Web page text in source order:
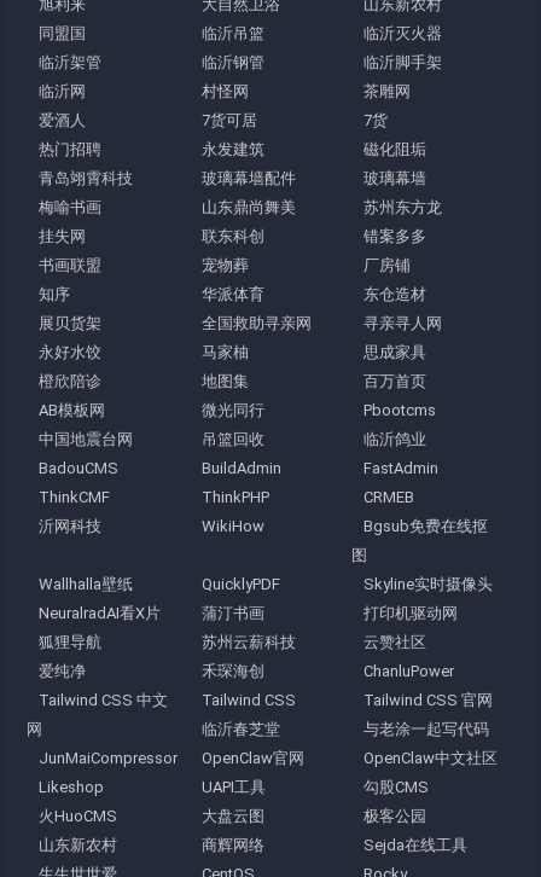
旭利来
大自然卫浴
山东新农村
同盟国
临沂吊篮
临沂灭火器
临沂架管
临沂钢管
临沂脚手架
临沂网
村怪网
茶雕网
爱酒人
7货可居
7货
热门招聘
永发建筑
磁化阻垢
青岛翊霄科技
玻璃幕墙配件
玻璃幕墙
梅喻书画
山东鼎尚舞美
苏州东方龙
挂失网
联东科创
错案多多
书画联盟
宠物葬
厂房铺
知序
华派体育
东仓造材
展贝货架
全国救助寻亲网
寻亲寻人网
永好水饺
马家柚
思成家具
橙欣陪诊
地图集
百万首页
AB模板网
微光同行
Pbootcms
中国地震台网
吊篮回收
临沂鸽业
BadouCMS
BuildAdmin
FastAdmin
ThinkCMF
ThinkPHP
CRMEB
沂网科技
WikiHow
Bgsub免费在线抠
图
Wallhalla壁纸
QuicklyPDF
Skyline实时摄像头
NeuralradAI看X片
蒲汀书画
打印机驱动网
狐狸导航
苏州云薪科技
云赞社区
爱纯净
禾琛海创
ChanluPower
Tailwind CSS 中文
网
Tailwind CSS
Tailwind CSS 官网
临沂春芝堂
与老涂一起写代码
JunMaiCompressor
OpenClaw官网
OpenClaw中文社区
Likeshop
UAPI工具
勾股CMS
火HuoCMS
大盘云图
极客公园
山东新农村
商辉网络
Sejda在线工具